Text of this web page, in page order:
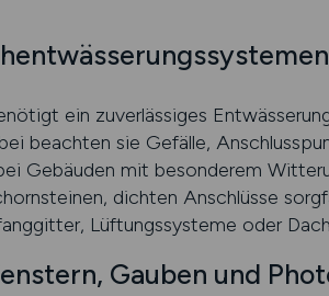
ein zuverlässiges
beachten sie Gefälle,
Gebäuden mit besonderem
dichten Anschlüsse
Lüftungssysteme oder
Gauben und